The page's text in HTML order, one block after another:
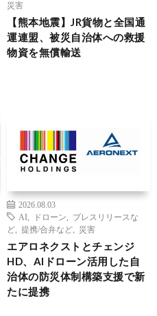
災害
【熊本地震】JR貨物と全国通
運連盟、被災自治体への救援
物資を無償輸送
2026.08.03
AI
ドローン
プレスリリースな
ど
提携/合弁など 災害
エアロネクストとチェンジ
HD、AIドローン活用した自
治体の防災体制構築支援で新
たに提携